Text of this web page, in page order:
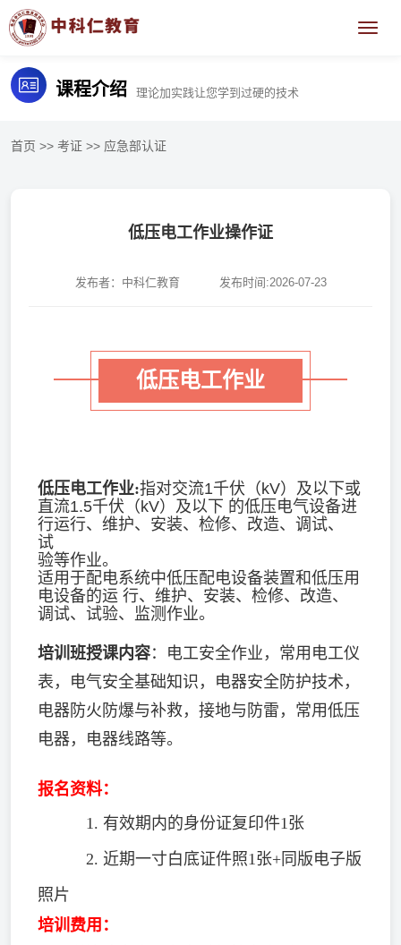
课程介绍 理论加实践让您学到过硬的技术
首页 >> 考证 >> 应急部认证
低压电工作业操作证
发布者：中科仁教育 发布时间:2026-07-23
低压电工作业
低压电工作业:指对交流1千伏（kV）及以下或
直流1.5千伏（kV）及以下 的低压电气设备进
行运行、维护、安装、检修、改造、调试、
试
验等作业。
适用于配电系统中低压配电设备装置和低压用
电设备的运 行、维护、安装、检修、改造、
调试、试验、监测作业。
培训班授课内容：电工安全作业，常用电工仪
表，电气安全基础知识，电器安全防护技术，
电器防火防爆与补救，接地与防雷，常用低压
电器，电器线路等。
报名资料：
1. 有效期内的身份证复印件1张
2. 近期一寸白底证件照1张+同版电子版
照片
培训费用：